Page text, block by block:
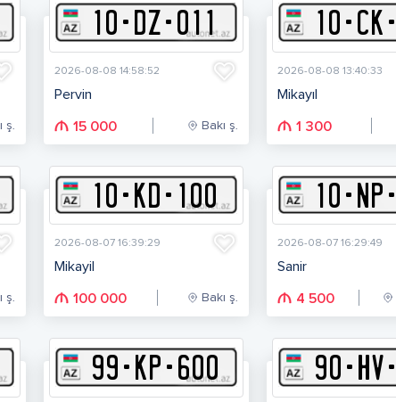
ş.
10-DZ-011
2026-08-08 14:58:52
Pervin
15 000 Bakı ş.
10-CK-
2026-08-08 13:40:33
Mikayıl
1 300
ş.
10-KD- 100
2026-08-07 16:39:29
Mikayil
100 000 Bakı ş.
10-NP-
2026-08-07 16:29:49
Sanir
4 500
99-KP-600 90-HV-